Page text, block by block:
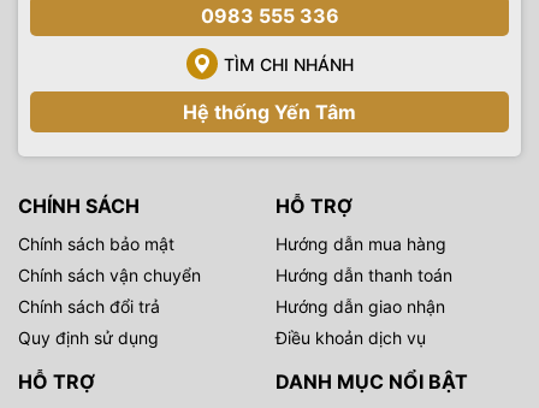
0983 555 336
TÌM CHI NHÁNH
Hệ thống Yến Tâm
CHÍNH SÁCH
Chính sách bảo mật
Chính sách vận chuyển
Chính sách đổi trả
Quy định sử dụng
HỖ TRỢ
Hướng dẫn mua hàng
Hướng dẫn thanh toán
Hướng dẫn giao nhận
Điều khoản dịch vụ
HỖ TRỢ DANH MỤC NỔI BẬT